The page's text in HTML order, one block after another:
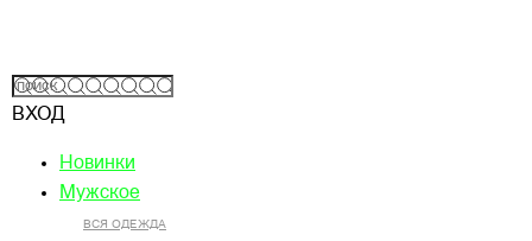
ВХОД
Новинки
Мужское
ВСЯ ОДЕЖДА